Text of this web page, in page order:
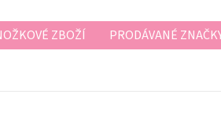
ZBOŽÍ
PRODÁVANÉ